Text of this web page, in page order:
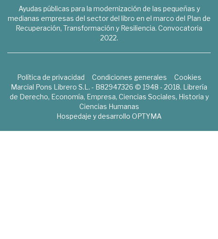
Ayudas públicas para la modernización de las pequeñas y
medianas empresas del sector del libro en el marco del Plan de
Recuperación, Transformación y Resiliencia. Convocatoria
2022.
Política de privacidad Condiciones generales
Cookies
Marcial Pons Librero S.L. - B82947326 © 1948 - 2018. Librería
de Derecho, Economía, Empresa, Ciencias Sociales, Historia y
Ciencias Humanas
Hospedaje y desarrollo OPTYMA